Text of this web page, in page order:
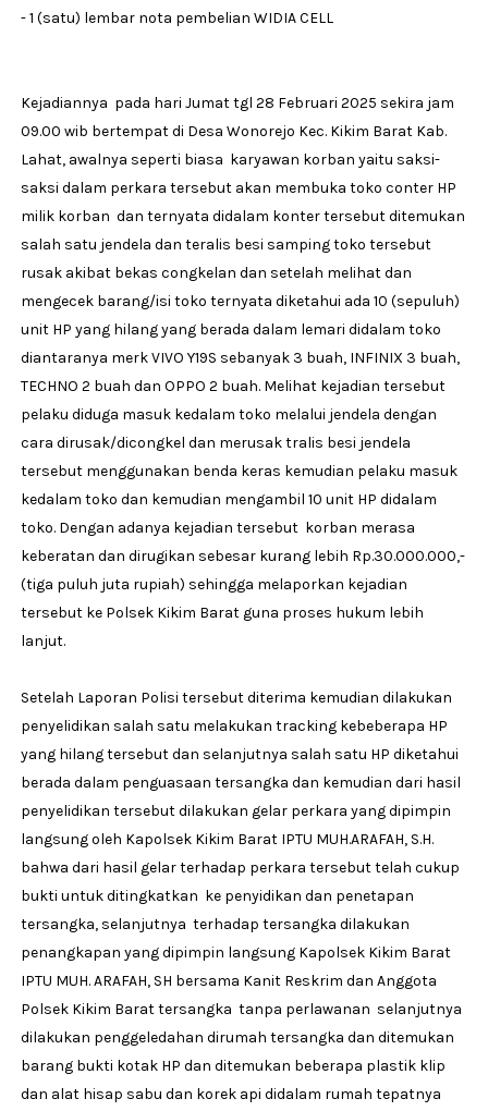
- 1 (satu) lembar nota pembelian WIDIA CELL
Kejadiannya pada hari Jumat tgl 28 Februari 2025 sekira jam
09.00 wib bertempat di Desa Wonorejo Kec. Kikim Barat Kab.
Lahat, awalnya seperti biasa karyawan korban yaitu saksi-
saksi dalam perkara tersebut akan membuka toko conter HP
milik korban dan ternyata didalam konter tersebut ditemukan
salah satu jendela dan teralis besi samping toko tersebut
rusak akibat bekas congkelan dan setelah melihat dan
mengecek barang/isi toko ternyata diketahui ada 10 (sepuluh)
unit HP yang hilang yang berada dalam lemari didalam toko
diantaranya merk VIVO Y19S sebanyak 3 buah, INFINIX 3 buah,
TECHNO 2 buah dan OPPO 2 buah. Melihat kejadian tersebut
pelaku diduga masuk kedalam toko melalui jendela dengan
cara dirusak/dicongkel dan merusak tralis besi jendela
tersebut menggunakan benda keras kemudian pelaku masuk
kedalam toko dan kemudian mengambil 10 unit HP didalam
toko. Dengan adanya kejadian tersebut korban merasa
keberatan dan dirugikan sebesar kurang lebih Rp.30.000.000,-
(tiga puluh juta rupiah) sehingga melaporkan kejadian
tersebut ke Polsek Kikim Barat guna proses hukum lebih
lanjut.
Setelah Laporan Polisi tersebut diterima kemudian dilakukan
penyelidikan salah satu melakukan tracking kebeberapa HP
yang hilang tersebut dan selanjutnya salah satu HP diketahui
berada dalam penguasaan tersangka dan kemudian dari hasil
penyelidikan tersebut dilakukan gelar perkara yang dipimpin
langsung oleh Kapolsek Kikim Barat IPTU MUH.ARAFAH, S.H.
bahwa dari hasil gelar terhadap perkara tersebut telah cukup
bukti untuk ditingkatkan ke penyidikan dan penetapan
tersangka, selanjutnya terhadap tersangka dilakukan
penangkapan yang dipimpin langsung Kapolsek Kikim Barat
IPTU MUH. ARAFAH, SH bersama Kanit Reskrim dan Anggota
Polsek Kikim Barat tersangka tanpa perlawanan selanjutnya
dilakukan penggeledahan dirumah tersangka dan ditemukan
barang bukti kotak HP dan ditemukan beberapa plastik klip
dan alat hisap sabu dan korek api didalam rumah tepatnya